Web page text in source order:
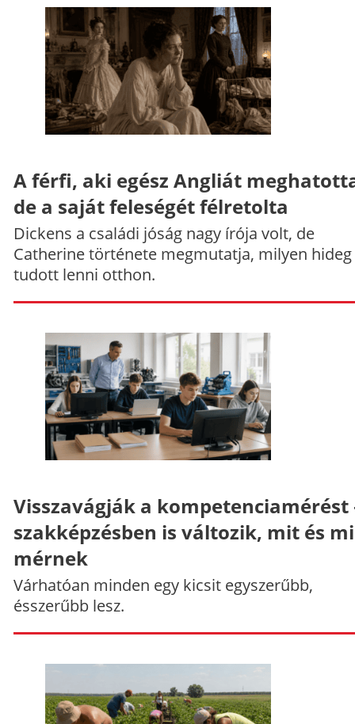
A férfi, aki egész Angliát
de a saját feleségét félretolta
Dickens a családi jóság nagy írója volt, de
Catherine története megmutatja, milyen hideg
tudott lenni otthon.
Visszavágják a kompetenciamérést
szakképzésben is változik, mit és
mérnek
Várhatóan minden egy kicsit egyszerűbb,
ésszerűbb lesz.